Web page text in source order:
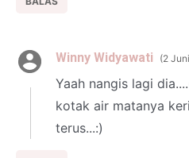
Winny Widyawati 2
Yaah nangis lagi
kotak air matanya
terus...:)